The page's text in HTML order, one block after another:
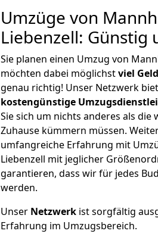
Umzüge von
Liebenzell: Günstig
Sie planen einen Umzug von
möchten dabei möglichstviel
genau richtig! Unser Netzwerk
kostengünstige
Sie sich um nichts anderes als
Zuhause kümmern müssen.
umfangreiche Erfahrung mit
Liebenzell mit jeglicher
garantieren, dass wir für jedes
werden.
Unser Netzwerk ist sorgfältig
Erfahrung im Umzugsbereich.